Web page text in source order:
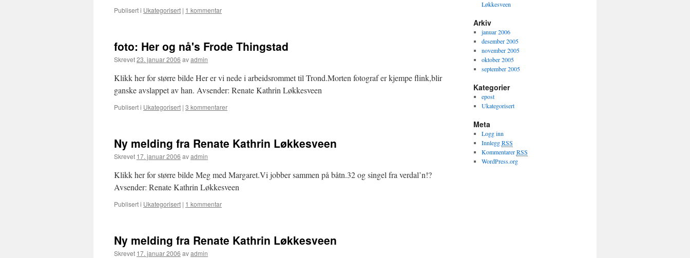
Publisert i Ukategorisert | 1 kommentar
foto: Her og nå's Frode Thingstad
Skrevet23. januar 2006 avadmin
Klikk her for større bilde Her er vi nede i arbeidsrommet til Trond.Morten fotograf er kjempe flink,blir
ganske avslappet av han. Avsender: Renate Kathrin Løkkesveen
Publisert i Ukategorisert | 3 kommentarer
Ny melding fra Renate Kathrin Løkkesveen
Skrevet 17. januar 2006 avadmin
Klikk her for større bilde Meg med Margaret.Vi jobber sammen på båtn.32 og singel fra verdal’n!?
Avsender: Renate Kathrin Løkkesveen
Publisert i Ukategorisert | 1 kommentar
Ny melding fra Renate Kathrin Løkkesveen
Skrevet 17. januar 2006 avadmin
Løkkesveen
Arkiv
januar 2006
desember 2005
november 2005
oktober 2005
september 2005
Kategorier
epost
Ukategorisert
Meta
Logg inn
InnleggRSS
KommentarerRSS
WordPress.org